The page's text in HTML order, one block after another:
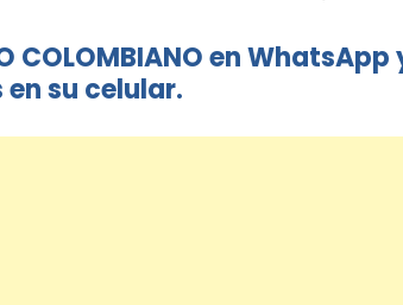
COLOMBIANO en
su celular.